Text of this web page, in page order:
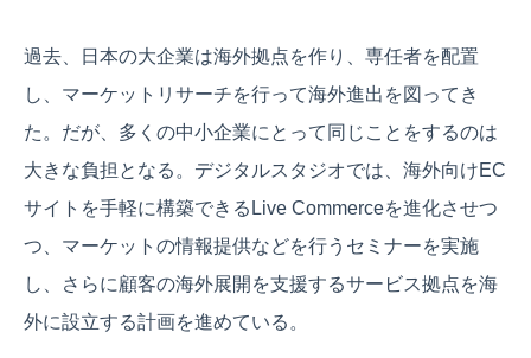
過去、日本の大企業は海外拠点を作り、専任者を配置
し、マーケットリサーチを行って海外進出を図ってき
た。だが、多くの中小企業にとって同じことをするのは
大きな負担となる。デジタルスタジオでは、海外向けEC
サイトを手軽に構築できるLive Commerceを進化させつ
つ、マーケットの情報提供などを行うセミナーを実施
し、さらに顧客の海外展開を支援するサービス拠点を海
外に設立する計画を進めている。